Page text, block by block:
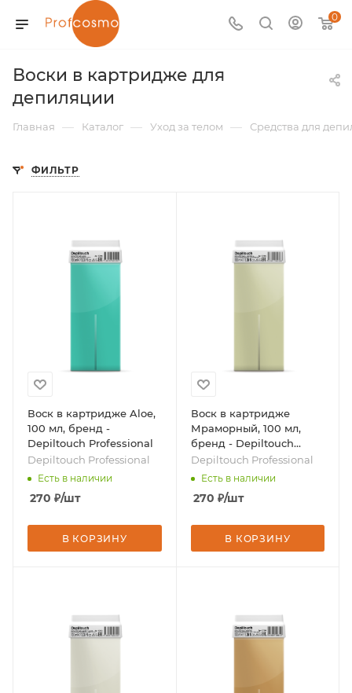
0
Воски в картридже для
депиляции
Главная — Каталог — Уход за телом — Средства для
ФИЛЬТР
Воск в картридже Aloe,
100 мл, бренд -
Depiltouch Professional
Depiltouch Professional
Есть в наличии
270 ₽/шт
В КОРЗИНУ
Воск в картридже
Мраморный, 100 мл,
бренд - Depiltouch
Professional
Depiltouch Professional
Есть в наличии
270 ₽/шт
В КОРЗИНУ